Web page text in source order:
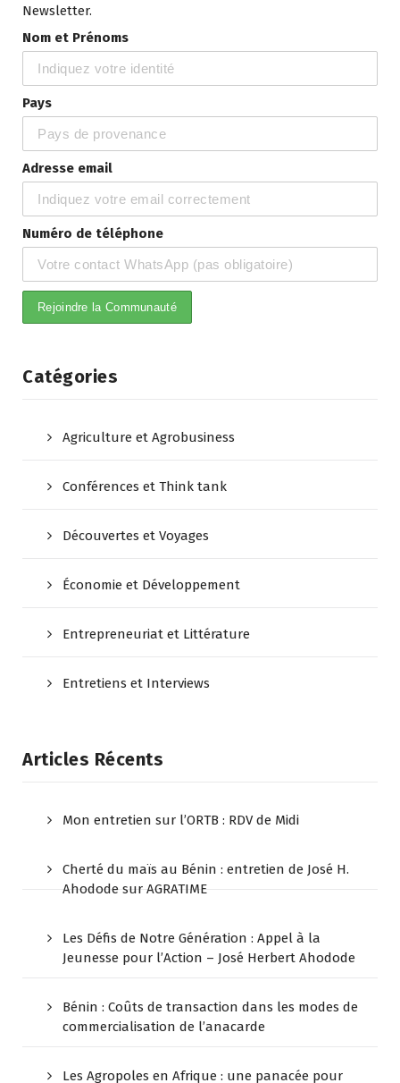
Newsletter.
Nom et Prénoms
Pays
Adresse email
Numéro de téléphone
Catégories
Agriculture et Agrobusiness
Conférences et Think tank
Découvertes et Voyages
Économie et Développement
Entrepreneuriat et Littérature
Entretiens et Interviews
Articles Récents
Mon entretien sur l’ORTB : RDV de Midi
Cherté du maïs au Bénin : entretien de José H.
Ahodode sur AGRATIME
Les Défis de Notre Génération : Appel à la
Jeunesse pour l’Action – José Herbert Ahodode
Bénin : Coûts de transaction dans les modes de
commercialisation de l’anacarde
Les Agropoles en Afrique : une panacée pour